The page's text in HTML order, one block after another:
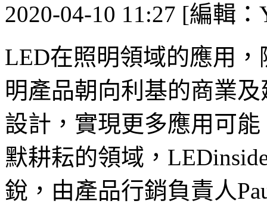
2020-04-10 11:27 [編輯
LED在照明領域的應用
明產品朝向利基的商業
設計，實現更多應用可
默耕耘的領域，
銳，由產品行銷負責人